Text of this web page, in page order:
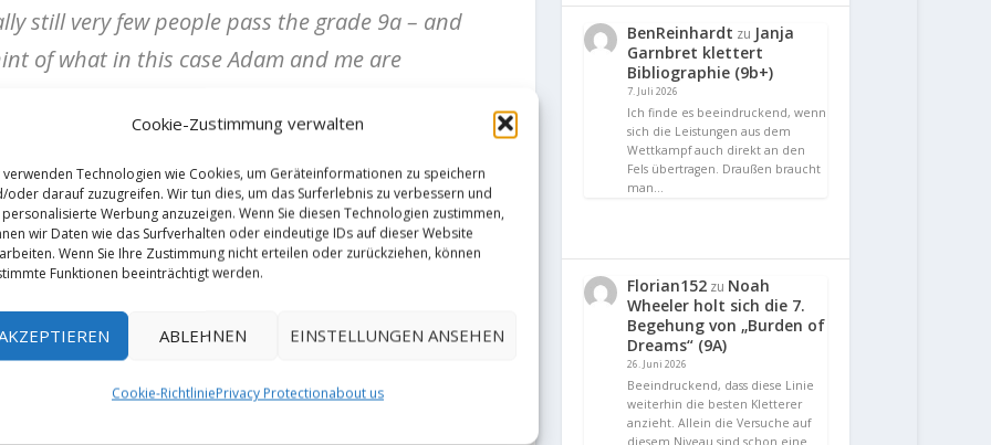
Cookie-Zustimmung verwalten
verwenden Technologien wie Cookies, um Geräteinformationen zu speichern
oder darauf zuzugreifen. Wir tun dies, um das Surferlebnis zu verbessern und
personalisierte Werbung anzuzeigen. Wenn Sie diesen Technologien zustimmen,
wir Daten wie das Surfverhalten oder eindeutige IDs auf dieser Website
Wenn Sie Ihre Zustimmung nicht erteilen oder zurückziehen, können
Funktionen beeinträchtigt werden.
ABLEHNEN EINSTELLUNGEN ANSEHEN
Cookie-RichtliniePrivacy Protectionabout us
still very few people pass the grade 9a – and
of what in this case Adam and me are
is in the heart of those who storm.“
BenReinhardt zu Janja
Garnbret klettert
Bibliographie (9b+)
7. Juli 2026
Ich finde es beeindruckend, wenn
sich die Leistungen aus dem
Wettkampf auch direkt an den
Fels übertragen. Draußen braucht
man…
Florian152 zu Noah
Wheeler holt sich die 7.
Begehung von „Burden of
Dreams“ (9A)
26. Juni 2026
Beeindruckend, dass diese Linie
weiterhin die besten Kletterer
anzieht. Allein die Versuche auf
diesem Niveau sind schon eine